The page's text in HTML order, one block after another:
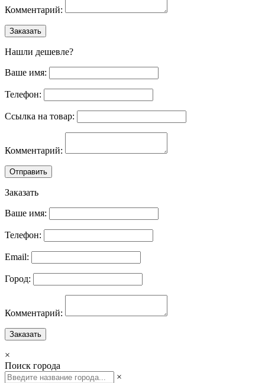
Комментарий:
Заказать
Нашли дешевле?
Ваше имя:
Телефон:
Ссылка на товар:
Комментарий:
Отправить
Заказать
Ваше имя:
Телефон:
Email:
Город:
Комментарий:
Заказать
×
Поиск города
×